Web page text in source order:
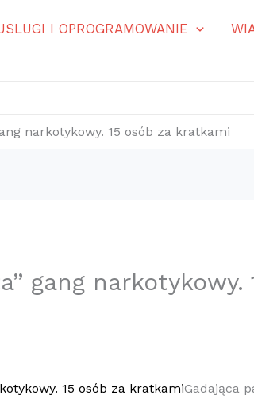
I OPROGRAMOWANIE
narkotykowy. 15 osób za kratkami
gang narkotykowy.
Gadająca